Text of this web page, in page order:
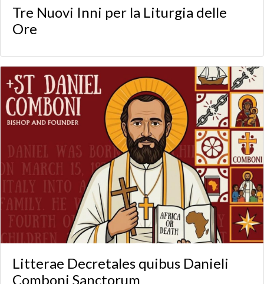
Tre Nuovi Inni per la Liturgia delle
Ore
Litterae Decretales quibus Danieli
Comboni Sanctorum